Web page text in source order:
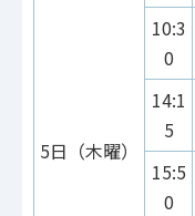
5日（木曜）
10:3
0
14:1
5
15:5
0